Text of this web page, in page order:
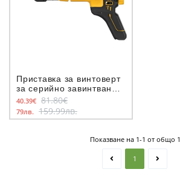
Приставка за винтоверт
за серийно завинтване
DeWALT, DCF6202
40.39€ 81.80€
79лв. 159.99лв.
Показване на 1-1 от общо 1
1